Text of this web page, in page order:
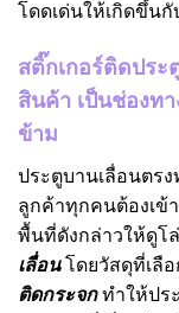
โดดเด่นให้เกิดขึ้น
สติ๊กเกอร์ติดประ
สินค้า เป็นช่องท
ข้าม
ประตูบานเลื่อนตร
ลูกค้าทุกคนต้องเข้
พื้นที่ดังกล่าวให้ดูโ
เลื่อนโดยวัสดุที่เลื
ติดกระจกทำให้ปร